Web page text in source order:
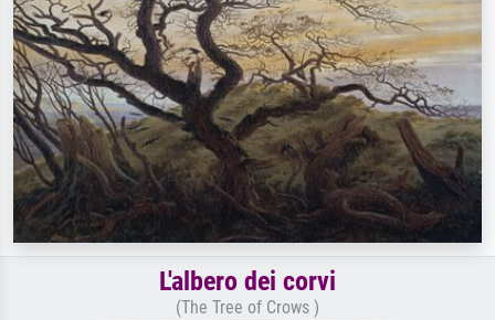
L'albero dei corvi
(The Tree of Crows )